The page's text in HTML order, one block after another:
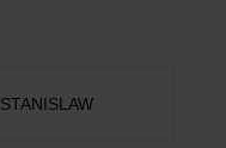
STANISLAW